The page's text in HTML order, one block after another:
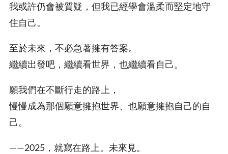
我或許仍會被質疑，但我已經學會溫柔而堅定地守
住自己。
至於未來，不必急著擁有答案。
繼續出發吧，繼續看世界，也繼續看自己。
願我們在不斷行走的路上，
慢慢成為那個願意擁抱世界、也願意擁抱自己的自
己。
——2025，就寫在路上。未來見。